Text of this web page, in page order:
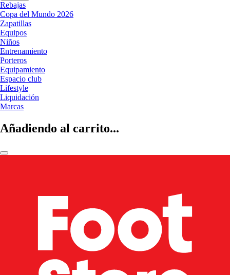
Rebajas
Copa del Mundo 2026
Zapatillas
Equipos
Niños
Entrenamiento
Porteros
Equipamiento
Espacio club
Lifestyle
Liquidación
Marcas
Añadiendo al carrito...